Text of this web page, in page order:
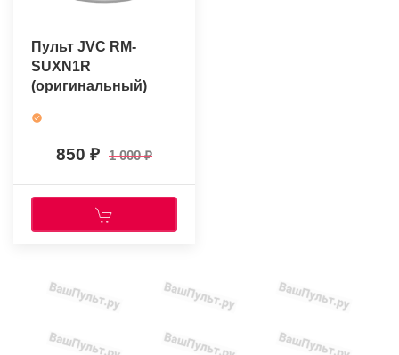
Пульт JVC RM-
SUXN1R
(оригинальный)
850 1 000